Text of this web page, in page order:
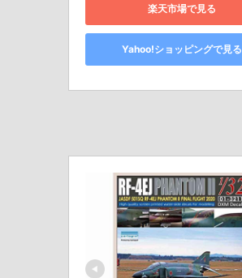
楽天市場で見る
Yahoo!ショッピングで見る